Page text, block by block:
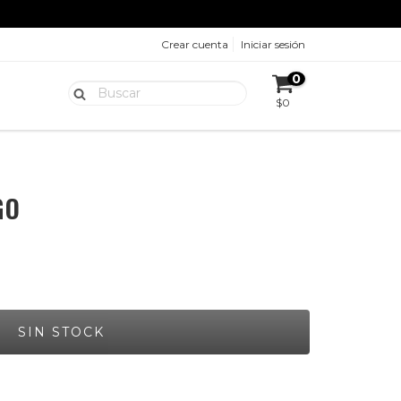
Crear cuenta Iniciar sesión
0
$0